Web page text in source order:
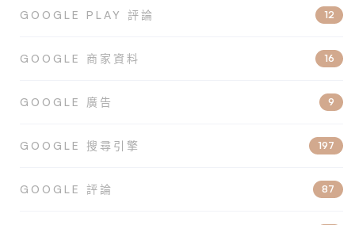
GOOGLE PLAY 評論 12
GOOGLE 商家資料 16
GOOGLE 廣告 9
GOOGLE 搜尋引擎 197
GOOGLE 評論 87